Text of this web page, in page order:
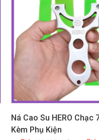
Ná Cao Su HERO Chạc
Kèm Phụ Kiện